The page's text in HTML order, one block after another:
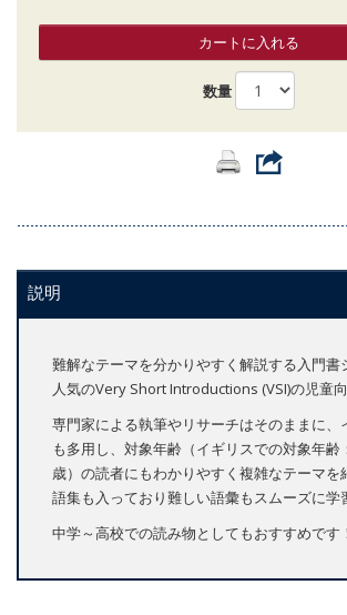
カートに入れる
数量
説明
難解なテーマを分かりやすく解説する入門書
人気のVery Short Introductions (VSI)の児童向
専門家による執筆やリサーチはそのままに、
も多用し、対象年齢（イギリスでの対象年齢
歳）の読者にもわかりやすく複雑なテーマを
語集も入っており難しい語彙もスムーズに学
中学～高校での読み物としてもおすすめです